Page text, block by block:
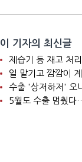
이 기자의 최신글
제습기 등 재고 처
일 맡기고 깜깜이
수출 '상저하저' 오
5월도 수출 멈췄다